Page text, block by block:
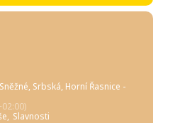
Srbská, Horní Řasnice -
Slavnosti